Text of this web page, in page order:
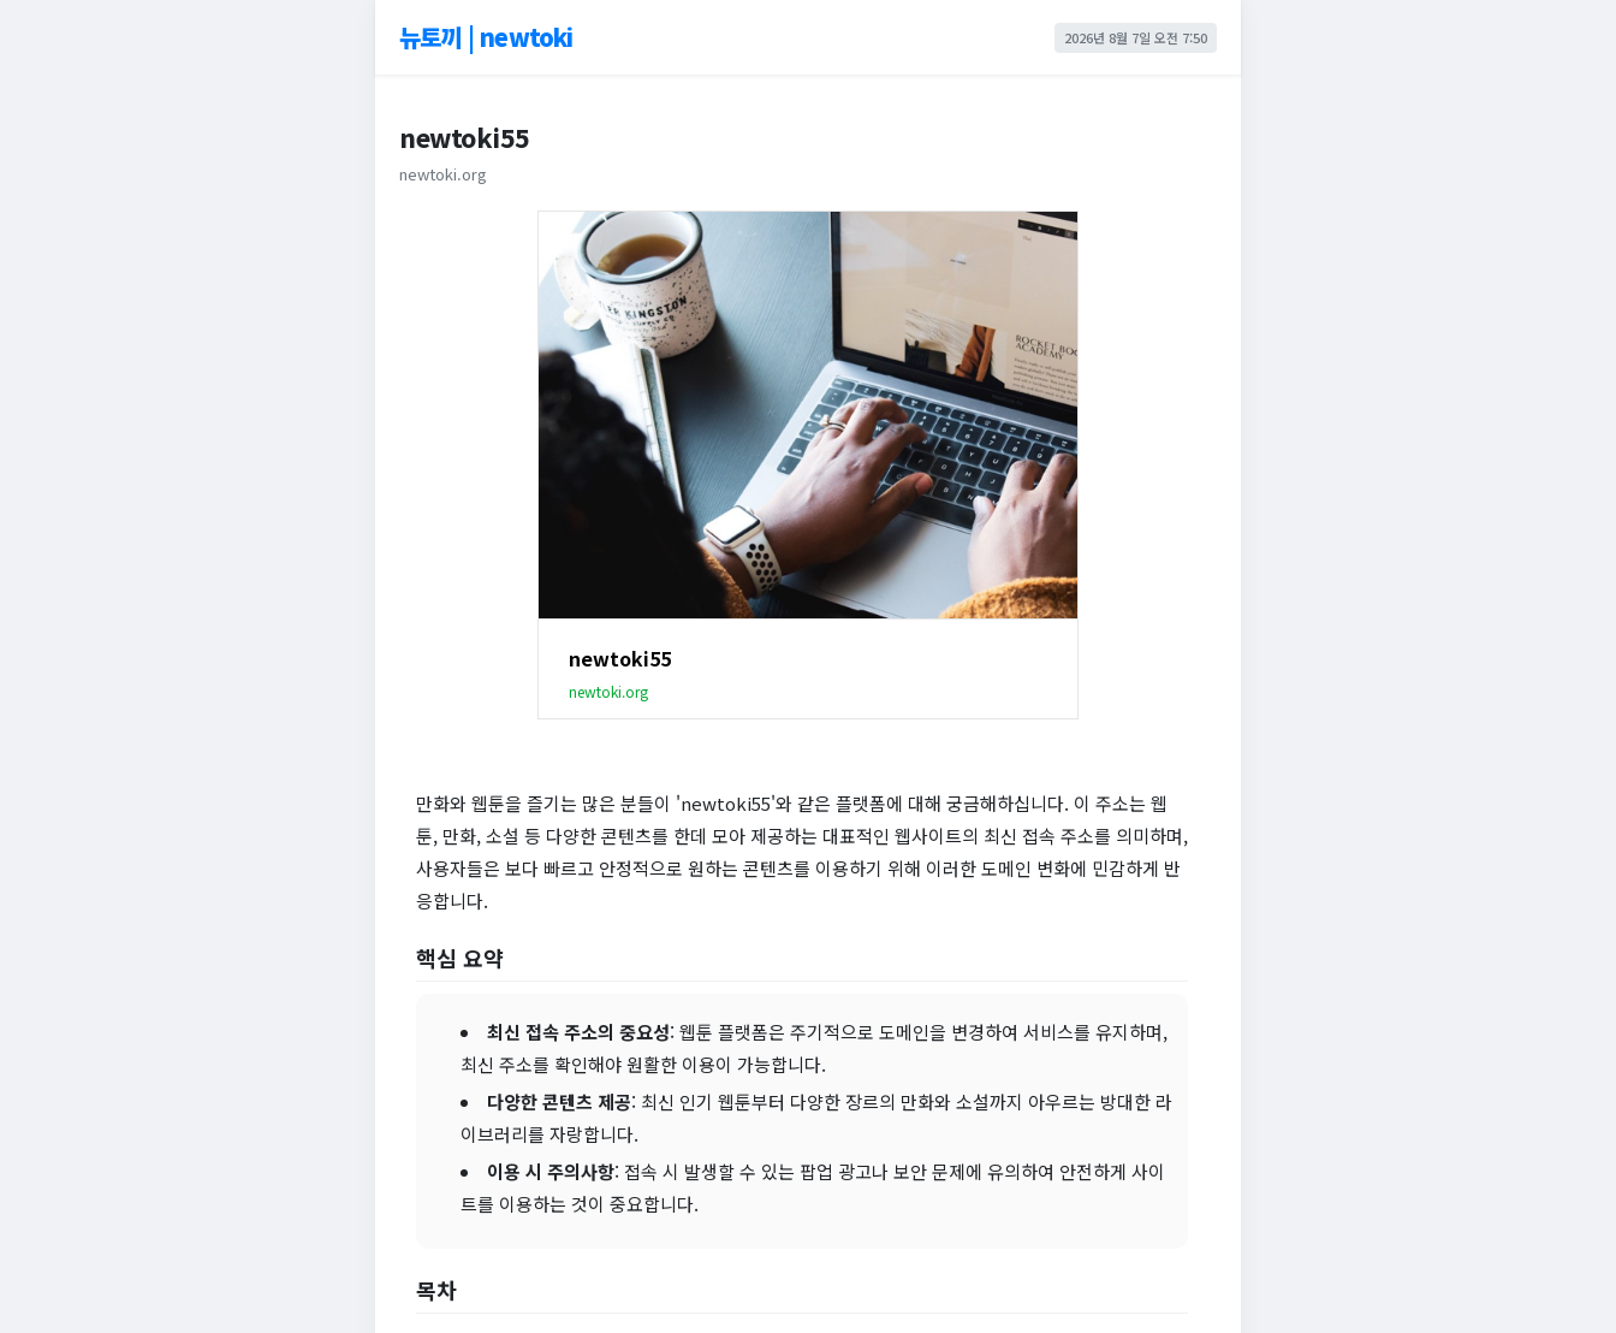
뉴토끼 | newtoki 2026년 8월 7일 오전 7:50
newtoki55
newtoki.org
newtoki55
newtoki.org
만화와 웹툰을 즐기는 많은 분들이 'newtoki55'와 같은 플랫폼에 대해 궁금해하십니다. 이 주소는 웹
툰, 만화, 소설 등 다양한 콘텐츠를 한데 모아 제공하는 대표적인 웹사이트의 최신 접속 주소를 의미하며,
사용자들은 보다 빠르고 안정적으로 원하는 콘텐츠를 이용하기 위해 이러한 도메인 변화에 민감하게 반
응합니다.
핵심 요약
최신 접속 주소의 중요성: 웹툰 플랫폼은 주기적으로 도메인을 변경하여 서비스를 유지하며,
최신 주소를 확인해야 원활한 이용이 가능합니다.
다양한 콘텐츠 제공: 최신 인기 웹툰부터 다양한 장르의 만화와 소설까지 아우르는 방대한 라
이브러리를 자랑합니다.
이용 시 주의사항: 접속 시 발생할 수 있는 팝업 광고나 보안 문제에 유의하여 안전하게 사이
트를 이용하는 것이 중요합니다.
목차